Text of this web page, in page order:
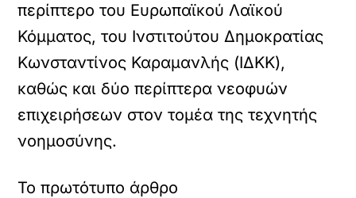
περίπτερο του Ευρωπαϊκού Λαϊκού
Κόμματος, του Ινστιτούτου Δημοκρατίας
Κωνσταντίνος Καραμανλής (ΙΔΚΚ),
καθώς και δύο περίπτερα νεοφυών
επιχειρήσεων στον τομέα της τεχνητής
νοημοσύνης.
Το πρωτότυπο άρθρο